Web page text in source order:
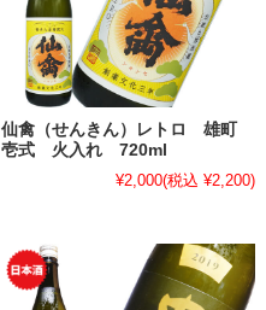
仙禽（せんきん）レトロ 雄町
壱式 火入れ 720ml
¥2,000(税込 ¥2,200)